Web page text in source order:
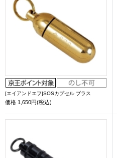
[エイアンドエフ]SOSカプセル ブラス
価格 1,650円(税込)